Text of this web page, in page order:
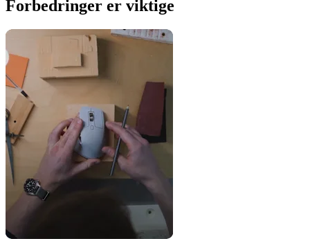
Forbedringer er viktige